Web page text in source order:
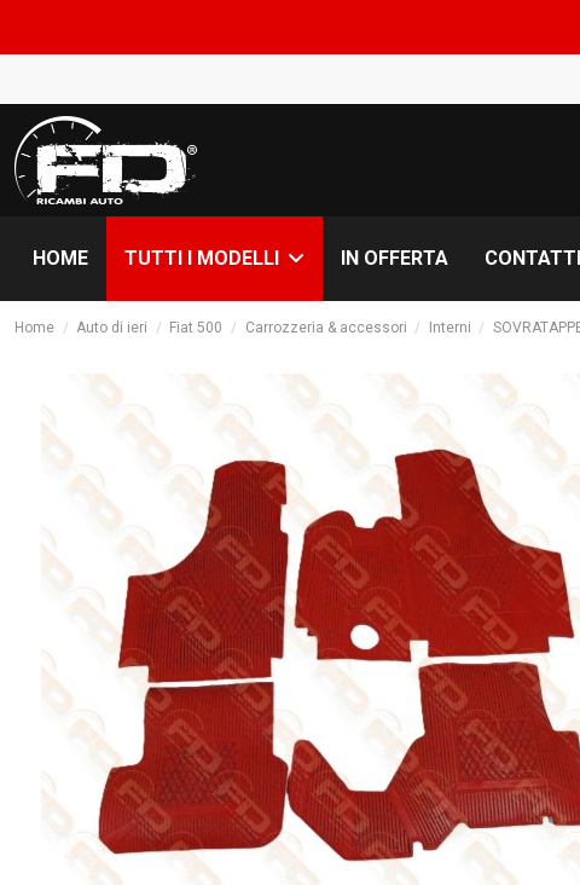
HOME TUTTI I MODELLI IN OFFERTA CONTATTI
Home Auto di ieri Fiat 500 Carrozzeria & accessori Interni